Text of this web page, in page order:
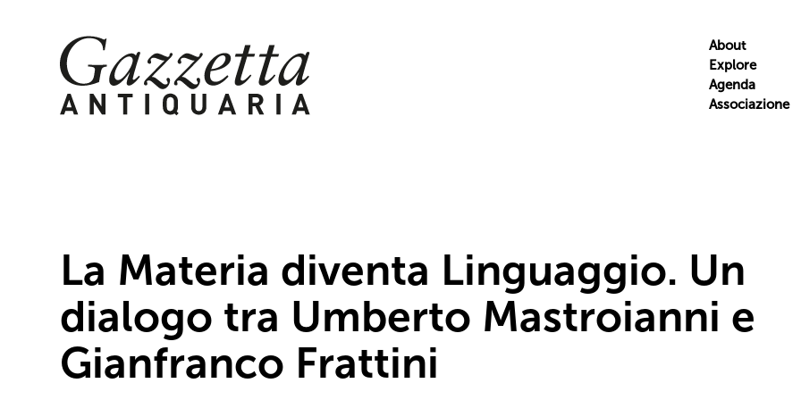
Skip
to
content
About
Explore
Agenda
Associazione
La Materia diventa Linguaggio. Un
dialogo tra Umberto Mastroianni e
Gianfranco Frattini